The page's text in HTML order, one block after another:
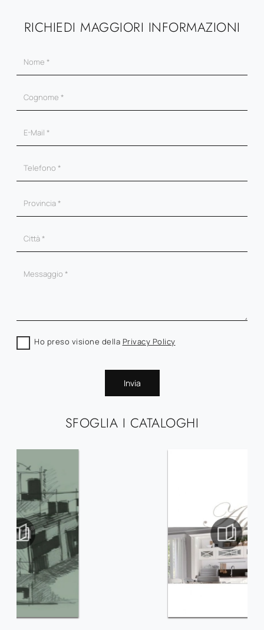
SFOGLIA I CATALOGHI
RICHIEDI MAGGIORI INFORMAZIONI
Ho preso visione della Privacy Policy
Invia